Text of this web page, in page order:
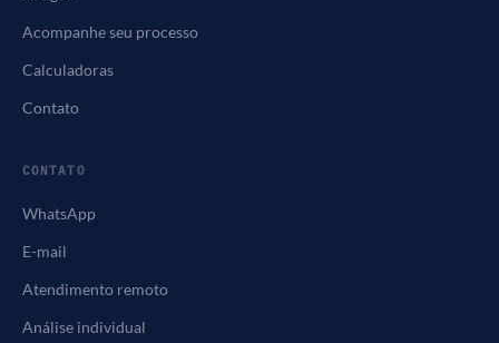
Acompanhe seu processo
Calculadoras
Contato
CONTATO
WhatsApp
E-mail
Atendimento remoto
Análise individual